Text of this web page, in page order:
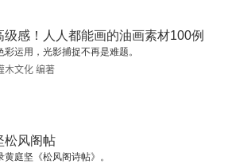
级感！人人都能画的油画素材100例
彩运用，光影捕捉不再是难题。
木文化 编著
松风阁帖
黄庭坚《松风阁诗帖》。